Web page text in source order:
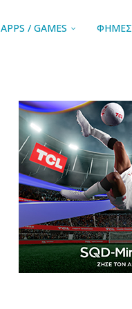
APPS / GAMES ΦΗΜΕΣ